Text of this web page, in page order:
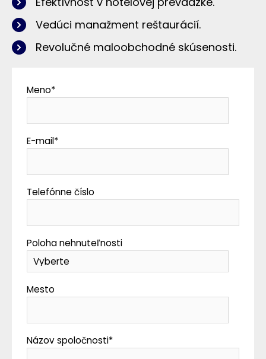
Vedúci manažment reštaurácií.
Revolučné maloobchodné skúsenosti.
Meno*
E-mail*
Telefónne číslo
Poloha nehnuteľnosti
Mesto
Názov spoločnosti*